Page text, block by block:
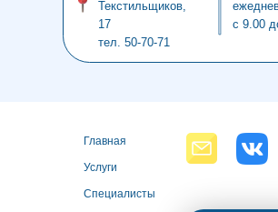
Главная
Специалисты
Услуги